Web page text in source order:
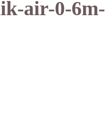
air-0-